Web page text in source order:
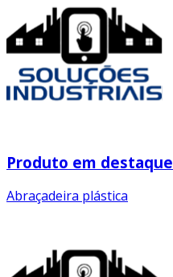
Produto em destaque
Abraçadeira plástica